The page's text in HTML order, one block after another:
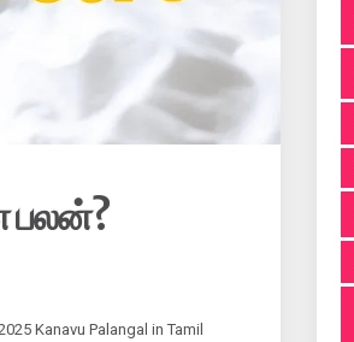
பலன்?
Kanavu Palangal in Tamil